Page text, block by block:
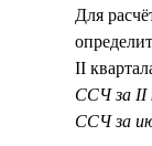
Для
II
ССЧ за II
ССЧ за